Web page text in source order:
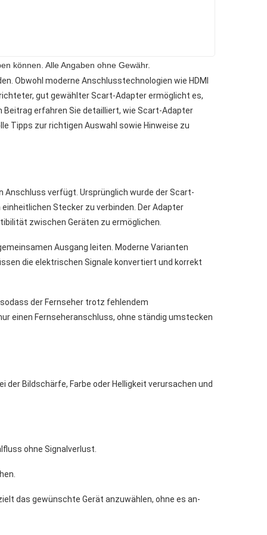
können. Alle Angaben ohne Gewähr.
Obwohl moderne Anschlusstechnologien wie HDMI
gut gewählter Scart-Adapter ermöglicht es,
erfahren Sie detailliert, wie Scart-Adapter
Tipps zur richtigen Auswahl sowie Hinweise zu
Anschluss verfügt. Ursprünglich wurde der Scart-
Stecker zu verbinden. Der Adapter
zwischen Geräten zu ermöglichen.
Ausgang leiten. Moderne Varianten
die elektrischen Signale konvertiert und korrekt
der Fernseher trotz fehlendem
einen Fernseheranschluss, ohne ständig umstecken
Bildschärfe, Farbe oder Helligkeit verursachen und
ohne Signalverlust.
das gewünschte Gerät anzuwählen, ohne es an-